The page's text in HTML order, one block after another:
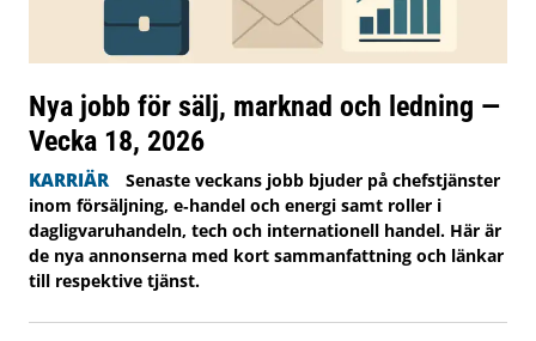
Nya jobb för sälj, marknad och ledning —
Vecka 18, 2026
KARRIÄR
Senaste veckans jobb bjuder på chefstjänster
inom försäljning, e‑handel och energi samt roller i
dagligvaruhandeln, tech och internationell handel. Här är
de nya annonserna med kort sammanfattning och länkar
till respektive tjänst.